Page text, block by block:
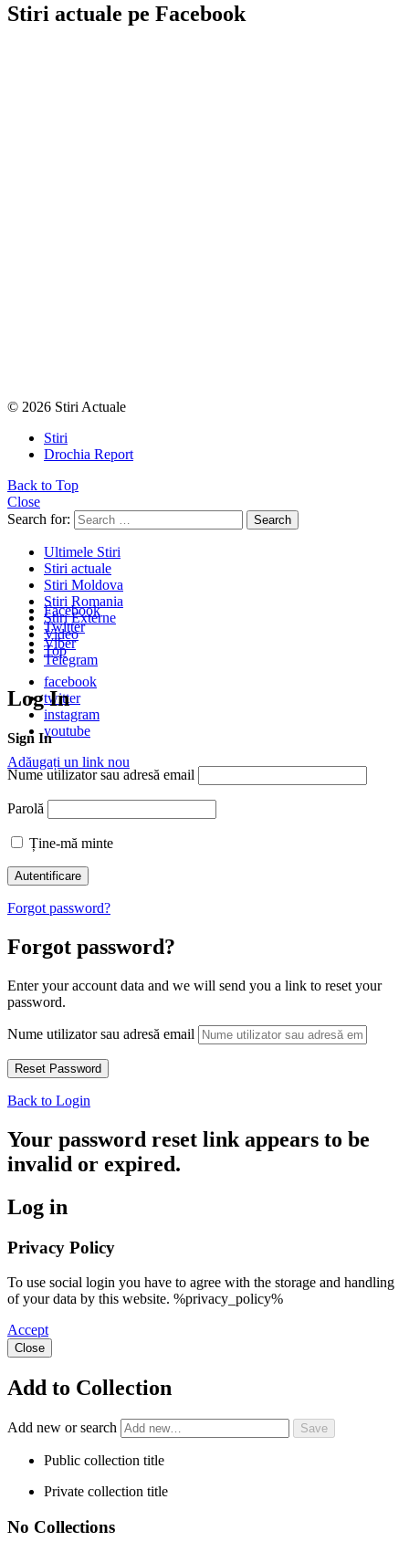
Stiri actuale pe Facebook
© 2026 Stiri Actuale
Stiri
Drochia Report
Back to Top
Close
Search for:
Search
Ultimele Stiri
Stiri actuale
Stiri Moldova
Stiri Romania
Stiri Externe
Video
Top
facebook
twitter
instagram
youtube
Adăugați un link nou
Facebook
Twitter
Viber
Telegram
Log In
Sign In
Nume utilizator sau adresă email
Parolă
Ține-mă minte
Forgot password?
Forgot password?
Enter your account data and we will send you a link to reset your
password.
Nume utilizator sau adresă email
Back to Login
Your password reset link appears to be
invalid or expired.
Log in
Privacy Policy
To use social login you have to agree with the storage and handling
of your data by this website. %privacy_policy%
Accept
Close
Add to Collection
Add new or search
Public collection title
Private collection title
No Collections